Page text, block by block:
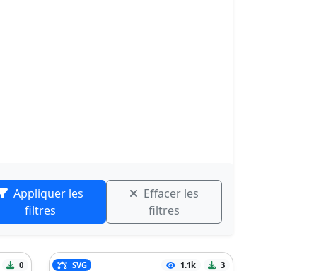
Appliquer les
filtres
Effacer les
filtres
0 SVG 1.1k 3